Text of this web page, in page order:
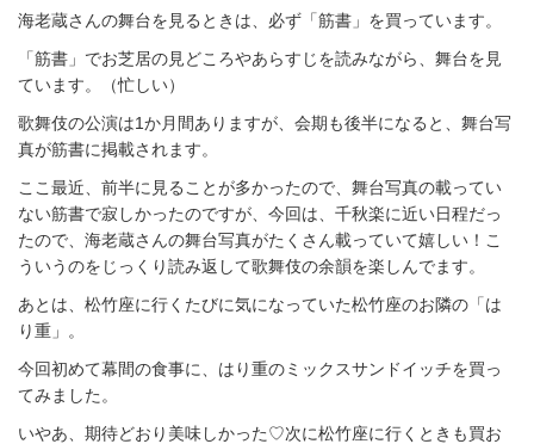
海老蔵さんの舞台を見るときは、必ず「筋書」を買っています。
「筋書」でお芝居の見どころやあらすじを読みながら、舞台を見
ています。（忙しい）
歌舞伎の公演は1か月間ありますが、会期も後半になると、舞台写
真が筋書に掲載されます。
ここ最近、前半に見ることが多かったので、舞台写真の載ってい
ない筋書で寂しかったのですが、今回は、千秋楽に近い日程だっ
たので、海老蔵さんの舞台写真がたくさん載っていて嬉しい！こ
ういうのをじっくり読み返して歌舞伎の余韻を楽しんでます。
あとは、松竹座に行くたびに気になっていた松竹座のお隣の「は
り重」。
今回初めて幕間の食事に、はり重のミックスサンドイッチを買っ
てみました。
いやあ、期待どおり美味しかった♡次に松竹座に行くときも買お